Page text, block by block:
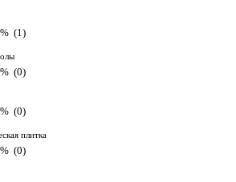
(1)
(0)
(0)
плитка
(0)